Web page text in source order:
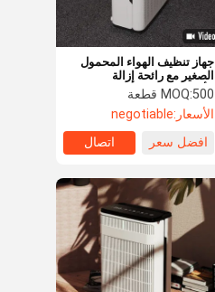
جهاز تنظيف الهواء المحمول
الصغير مع رائحة إزالة
الأكسجين النشطة
MOQ:500 قطعة
الأسعار:negotiable
افضل سعر
اتصال